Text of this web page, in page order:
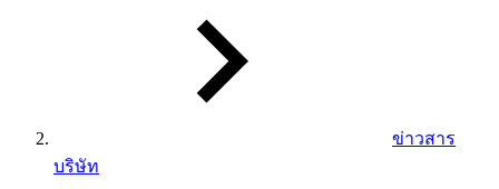
ข่าวสาร
บริษัท